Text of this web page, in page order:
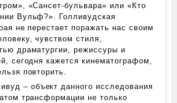
«Сансет-бульвара» или «Кто
Вульф?». Голливудская
не перестает поражать нас своим
чувством стиля,
драматургии, режиссуры и
сегодня кажется кинематографом,
повторить.
– объект данного исследования
трансформации не только